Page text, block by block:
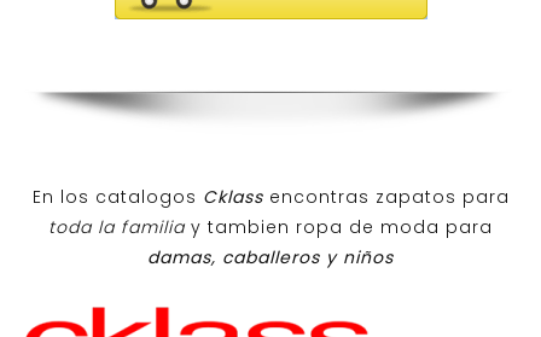
En los catalogos Cklass encontras zapatos para
toda la familiay tambien ropa de moda para
damas, caballeros y niños